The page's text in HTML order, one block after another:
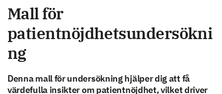
Mall för
patientnöjdhetsundersökni
ng
Denna mall för undersökning hjälper dig att få
värdefulla insikter om patientnöjdhet, vilket driver